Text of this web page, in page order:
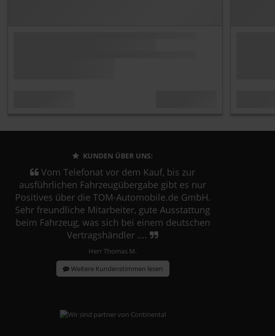
KUNDEN ÜBER UNS:
Vom Telefonat vor dem Kauf, bis zur
ausführlichen Fahrzeugübergabe gibt es nur
Positives über die TOM-Automobile.de GmbH.
Sehr freundliche Mitarbeiter, gute Ausstattung
beim Fahrzeug, was sich bei einem deutschen
Vertragshändler ....
Herr Thomas M.
Weitere Kundenstimmen lesen